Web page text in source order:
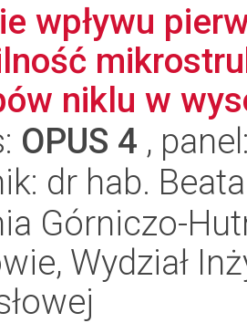
wpływu
niklu w
OPUS 4 ,
dr hab.
Górniczo-
Wydział